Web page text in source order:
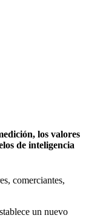
los valores
de inteligencia
comerciantes,
un nuevo